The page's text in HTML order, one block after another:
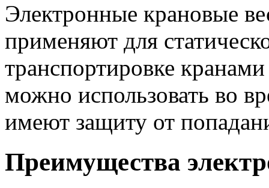
Электронные крановые
применяют для
транспортировке
можно использовать во
имеют защиту от
Преимущества